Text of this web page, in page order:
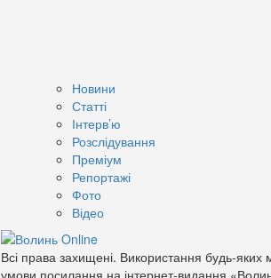
Новини
Статті
Інтерв’ю
Розслідування
Преміум
Репортажі
Фото
Відео
Всі права захищені. Використання будь-яких